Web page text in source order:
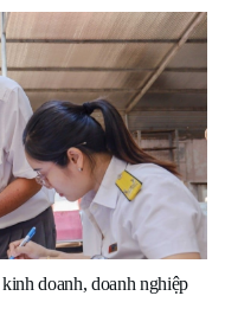
doanh, doanh nghiệp